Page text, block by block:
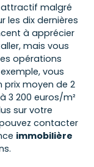
attractif malgré
les dix dernières
à apprécier
mais vous
opérations
vous
moyen de 2
3 200 euros/m²
sur votre
contacter
immobilière